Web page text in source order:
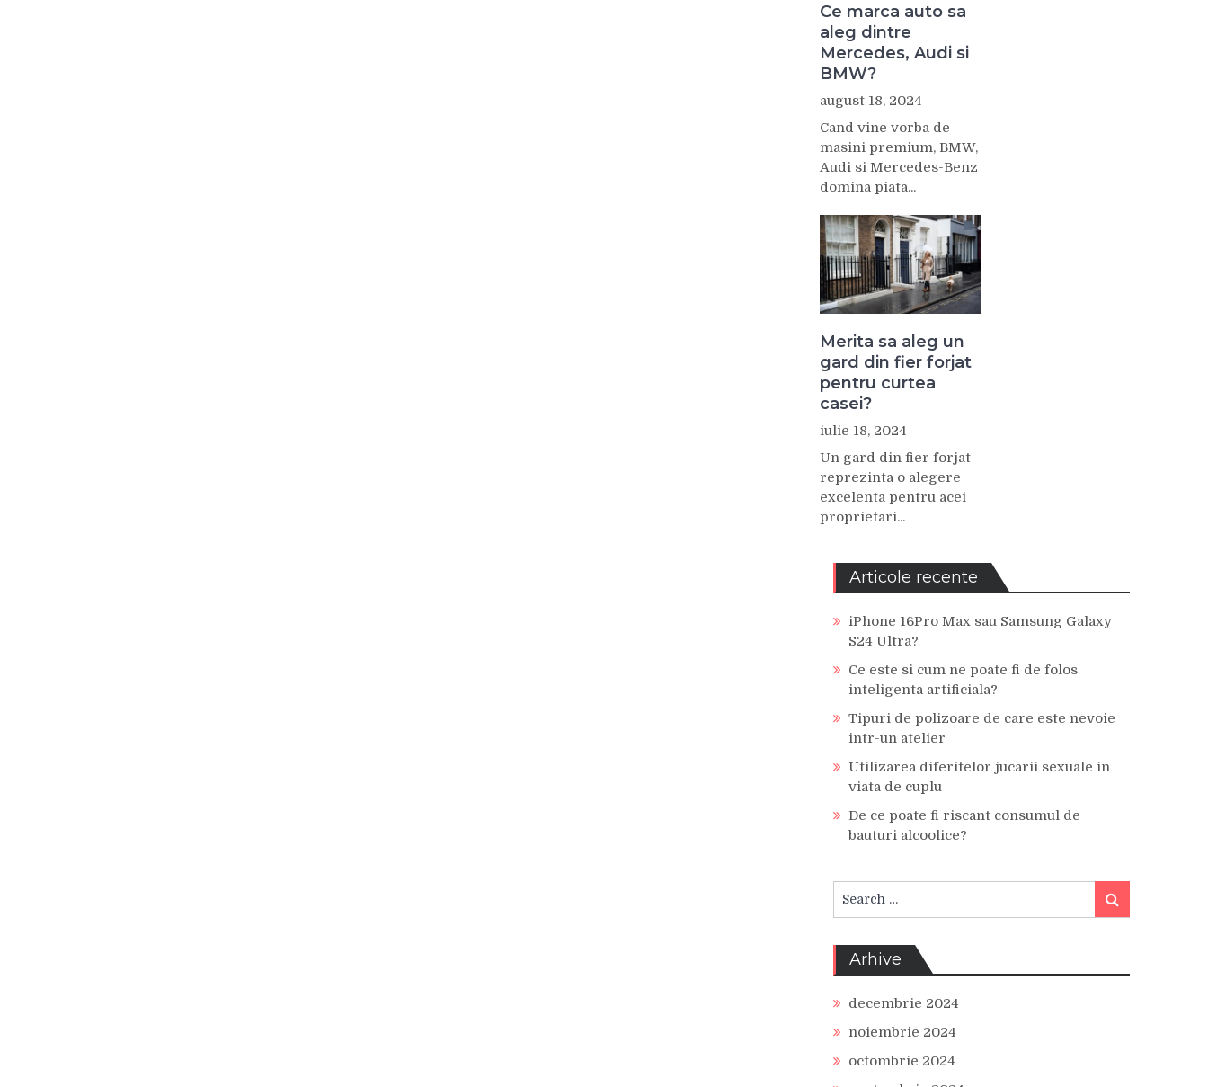
Ce marca auto sa
aleg dintre
Mercedes, Audi si
BMW?
august 18, 2024
Cand vine vorba de
masini premium, BMW,
Audi si Mercedes-Benz
domina piata...
Merita sa aleg un
gard din fier forjat
pentru curtea
casei?
iulie 18, 2024
Un gard din fier forjat
reprezinta o alegere
excelenta pentru acei
proprietari...
Articole recente
iPhone 16Pro Max sau Samsung Galaxy
S24 Ultra?
Ce este si cum ne poate fi de folos
inteligenta artificiala?
Tipuri de polizoare de care este nevoie
intr-un atelier
Utilizarea diferitelor jucarii sexuale in
viata de cuplu
De ce poate fi riscant consumul de
bauturi alcoolice?
for:
Search
Arhive
decembrie 2024
noiembrie 2024
octombrie 2024